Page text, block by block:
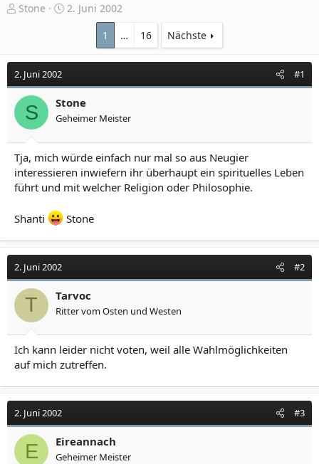
E
e
l
l
e
Stone
E
e
l
t
a
2. Juni 2002
1
… 16 Nächste
2. Juni 2002 #1
S Stone
Geheimer Meister
Tja, mich würde einfach nur mal so aus Neugier
interessieren inwiefern ihr überhaupt ein spirituelles Leben
führt und mit welcher Religion oder Philosophie.
Shanti Stone
2. Juni 2002 #2
T Tarvoc
Ritter vom Osten und Westen
Ich kann leider nicht voten, weil alle Wahlmöglichkeiten
auf mich zutreffen.
2. Juni 2002 #3
E Eireannach
Geheimer Meister